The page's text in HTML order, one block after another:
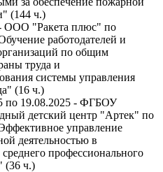
(144 ч.)
ООО "Ракета плюс" по
работодателей и
по общим
труда и
системы управления
(16 ч.)
по 19.08.2025 - ФГБОУ
детский центр "Артек" по
управление
деятельностью в
профессионального
(36 ч.)